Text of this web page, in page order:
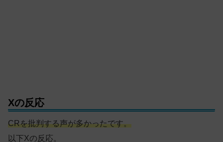
Xの反応
CRを批判する声が多かったです。
以下Xの反応。